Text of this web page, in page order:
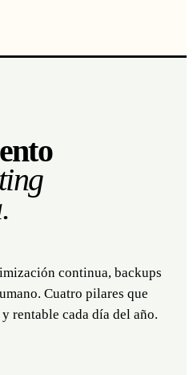
continua, backups
Cuatro pilares que
rentable cada día del año.